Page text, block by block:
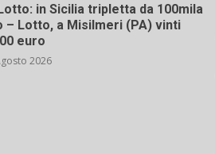
in Sicilia tripletta da 100mila
– Lotto, a Misilmeri (PA) vinti
euro
2026